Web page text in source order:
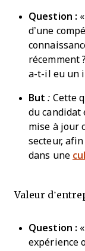
Question :
d’une
récemment
a-t-il eu un
But : Cette
du candidat
mise à jour
secteur,
dans une
Valeur
Question :
expérience